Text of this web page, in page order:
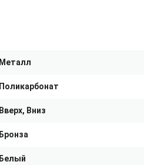
Металл
Поликарбонат
Вверх, Вниз
Бронза
Белый